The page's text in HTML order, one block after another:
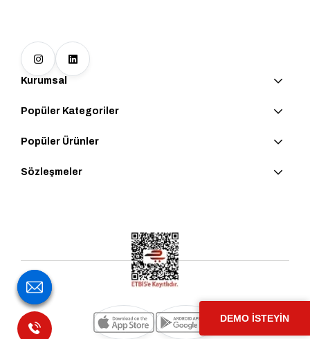
Kurumsal
Popüler Kategoriler
Popüler Ürünler
Sözleşmeler
DEMO İSTEYİN